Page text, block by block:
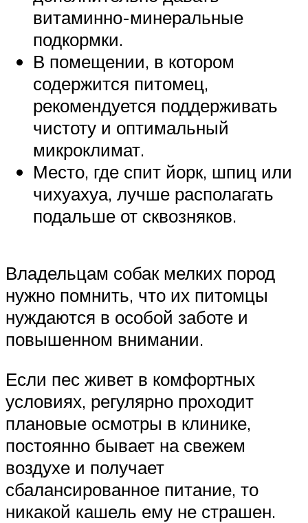
витаминно-минеральные
подкормки.
В помещении, в котором
содержится питомец,
рекомендуется поддерживать
чистоту и оптимальный
микроклимат.
Место, где спит йорк, шпиц или
чихуахуа, лучше располагать
подальше от сквозняков.
Владельцам собак мелких пород
нужно помнить, что их питомцы
нуждаются в особой заботе и
повышенном внимании.
Если пес живет в комфортных
условиях, регулярно проходит
плановые осмотры в клинике,
постоянно бывает на свежем
воздухе и получает
сбалансированное питание, то
никакой кашель ему не страшен.